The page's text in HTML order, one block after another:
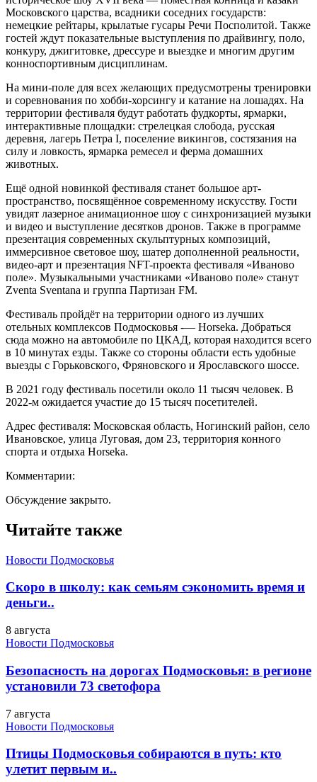
Московского царства, всадники соседних государств:
немецкие рейтары, крылатые гусары Речи Посполитой. Также
гостей ждут показательные выступления по драйвингу, поло,
конкуру, джигитовке, дрессуре и выездке и многим другим
конноспортивным дисциплинам.
На мини-поле для всех желающих предусмотрены тренировки
и соревнования по хобби-хорсингу и катание на лошадях. На
территории фестиваля будут работать фудкорты, ярмарки,
интерактивные площадки: стрелецкая слобода, русская
деревня, лагерь Петра I, поселение викингов, состязания на
силу и ловкость, ярмарка ремесел и ферма домашних
животных.
Ещё одной новинкой фестиваля станет большое арт-
пространство, посвящённое современному искусству. Гости
увидят лазерное анимационное шоу с синхронизацией музыки
и видео и выступление десятков дронов. Также в программе
презентация современных скульптурных композиций,
иммерсивное световое шоу, шатер дополненной реальности,
видео-арт и презентация NFT-проекта фестиваля «Иваново
поле». Музыкальными участниками «Иваново поле» станут
Zventa Sventana и группа Партизан FM.
Фестиваль пройдёт на территории одного из лучших
отельных комплексов Подмосковья -— Horseka. Добраться
сюда можно на автомобиле по ЦКАД, которая находится всего
в 10 минутах езды. Также со стороны области есть удобные
выезды с Горьковского, Фряновского и Ярославского шоссе.
В 2021 году фестиваль посетили около 11 тысяч человек. В
2022-м ожидается участие до 15 тысяч посетителей.
Адрес фестиваля: Московская область, Ногинский район, село
Ивановское, улица Луговая, дом 23, территория конного
спорта и отдыха Horseka.
Комментарии:
Обсуждение закрыто.
Читайте также
Новости Подмосковья
Скоро в школу: как семьям сэкономить время и
деньги..
8 августа
Новости Подмосковья
Безопасность на дорогах Подмосковья: в регионе
установили 73 светофора
7 августа
Новости Подмосковья
Птицы Подмосковья собираются в путь: кто
улетит первым и..